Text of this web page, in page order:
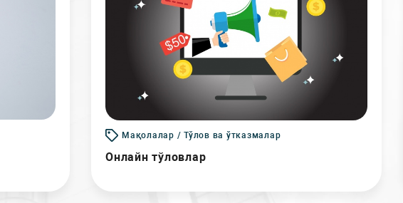
Мақолалар / Тўлов ва ўтказмалар
Онлайн тўловлар